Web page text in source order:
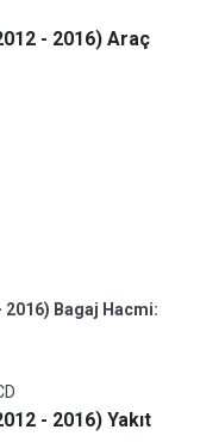
- 2016) Araç
2016) Bagaj Hacmi:
- 2016) Yakıt